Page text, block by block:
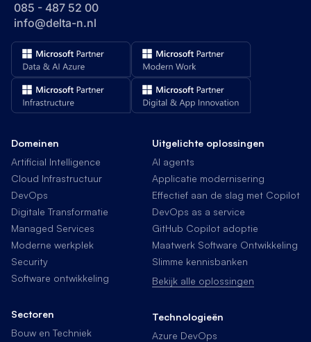
085 - 487 52 00
info@delta-n.nl
Domeinen
Artificial Intelligence
Cloud Infrastructuur
DevOps
Digitale Transformatie
Managed Services
Moderne werkplek
Security
Software ontwikkeling
Sectoren
Bouw en Techniek
Uitgelichte oplossingen
AI agents
Applicatie modernisering
Effectief aan de slag met Copilot
DevOps as a service
GitHub Copilot adoptie
Maatwerk Software Ontwikkeling
Slimme kennisbanken
Bekijk alle oplossingen
Technologieën
Azure DevOps